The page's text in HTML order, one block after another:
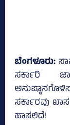
ಬೆಂಗಳೂರು:
ಸರ್ಕಾರಿ
ಸರ್ಕಾರವು
ಹಾಸಲಿದೆ!